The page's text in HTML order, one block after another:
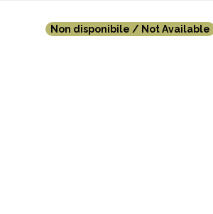
Non disponibile / Not Available